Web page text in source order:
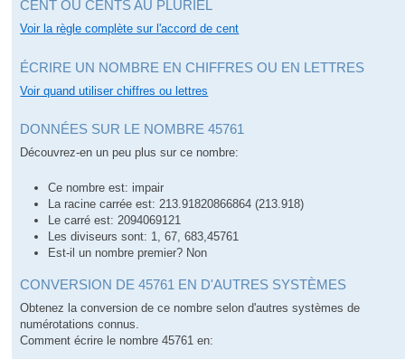
CENT OU CENTS AU PLURIEL
Voir la règle complète sur l'accord de cent
ÉCRIRE UN NOMBRE EN CHIFFRES OU EN LETTRES
Voir quand utiliser chiffres ou lettres
DONNÉES SUR LE NOMBRE 45761
Découvrez-en un peu plus sur ce nombre:
Ce nombre est: impair
La racine carrée est: 213.91820866864 (213.918)
Le carré est: 2094069121
Les diviseurs sont: 1, 67, 683,45761
Est-il un nombre premier? Non
CONVERSION DE 45761 EN D'AUTRES SYSTÈMES
Obtenez la conversion de ce nombre selon d'autres systèmes de
numérotations connus.
Comment écrire le nombre 45761 en: